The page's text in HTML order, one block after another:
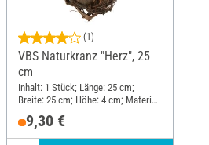
(1)
VBS Naturkranz "Herz", 25
cm
Inhalt: 1 Stück; Länge: 25 cm;
Breite: 25 cm; Höhe: 4 cm; Material:
9,30 €